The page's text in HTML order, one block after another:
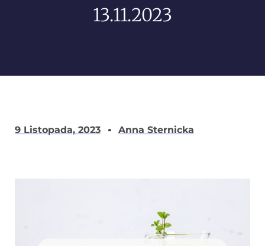
13.11.2023
9 Listopada, 2023 Anna Sternicka